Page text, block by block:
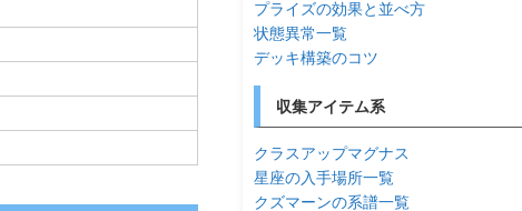
プライズの効果と並べ方
状態異常一覧
デッキ構築のコツ
収集アイテム系
クラスアップマグナス
星座の入手場所一覧
クズマーンの系譜一覧